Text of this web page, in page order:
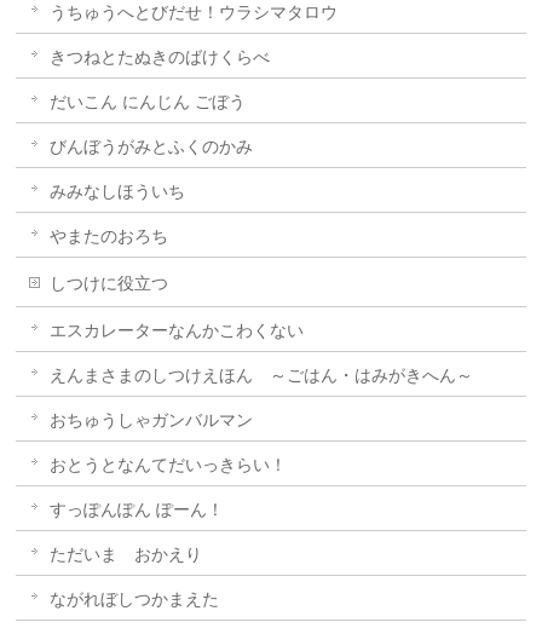
うちゅうへとびだせ！ウラシマタロウ
きつねとたぬきのばけくらべ
だいこん にんじん ごぼう
びんぼうがみとふくのかみ
みみなしほういち
やまたのおろち
しつけに役立つ
エスカレーターなんかこわくない
えんまさまのしつけえほん ～ごはん・はみがきへん～
おちゅうしゃガンバルマン
おとうとなんてだいっきらい！
すっぽんぽん ぽーん！
ただいま おかえり
ながれぼしつかまえた